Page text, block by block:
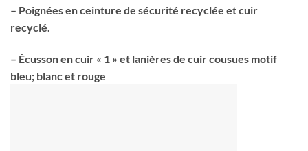
– Poignées en ceinture de sécurité recyclée et cuir
recyclé.
– Écusson en cuir « 1 » et lanières de cuir cousues motif
bleu; blanc et rouge